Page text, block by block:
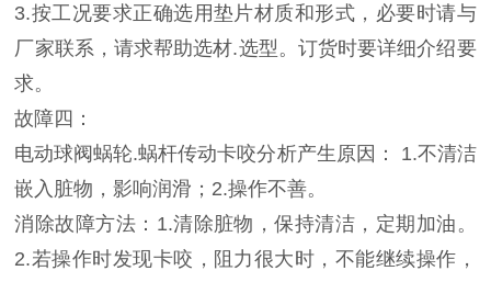
3.按工况要求正确选用垫片材质和形式，必要时请与
厂家联系，请求帮助选材.选型。订货时要详细介绍要
求。
故障四：
电动球阀蜗轮.蜗杆传动卡咬分析产生原因： 1.不清洁
嵌入脏物，影响润滑；2.操作不善。
消除故障方法：1.清除脏物，保持清洁，定期加油。
2.若操作时发现卡咬，阻力很大时，不能继续操作，